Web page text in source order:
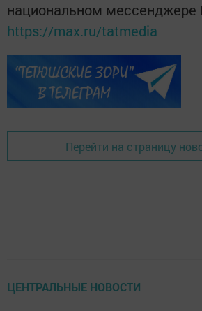
национальном мессенджере
https://max.ru/tatmedia
Перейти на страницу
ЦЕНТРАЛЬНЫЕ НОВОСТИ